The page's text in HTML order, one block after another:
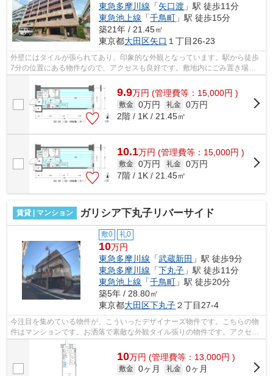
東急多摩川線 「矢口渡 」駅 徒歩11分
東急池上線 「千鳥町 」駅 徒歩15分
築21年 / 21.45㎡
東京都大田区矢口 １丁目26-23
外壁にはタイルが張られてあり、印象的な外観となっています。駅から徒歩
7分の位置にある物件なので、アクセスも良好です。敷地内にごみ置き場が
あるマンションです。平坦な場所にある...
9.9万円 (管理費等：15,000円 )
敷金 0万円 礼金 0万円
2階 / 1K / 21.45㎡
10.1万円 (管理費等：15,000円 )
敷金 0万円 礼金 0万円
7階 / 1K / 21.45㎡
賃貸 | マンション ガリシア下丸子リバーサイド
敷0 礼0
10万円
東急多摩川線 「武蔵新田 」駅 徒歩9分
東急多摩川線 「下丸子 」駅 徒歩11分
東急池上線 「千鳥町 」駅 徒歩20分
築5年 / 28.80㎡
東京都大田区下丸子２丁目27-4
今注目を集めている物件が、こういったデザイナーズ物件です。こちらの物
件はマンションです。お洒落で素敵な外観タイル張りの物件です。アクセス
の良い徒歩9分の物件です。お使いいた...
10万円 (管理費等：13,000円 )
敷金 0ヶ月 礼金 0ヶ月